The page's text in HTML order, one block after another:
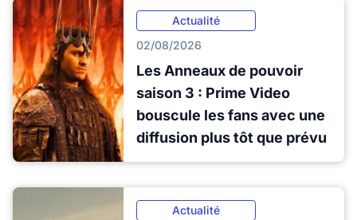
Actualité
02/08/2026
Les Anneaux de pouvoir
saison 3 : Prime Video
bouscule les fans avec une
diffusion plus tôt que prévu
Actualité